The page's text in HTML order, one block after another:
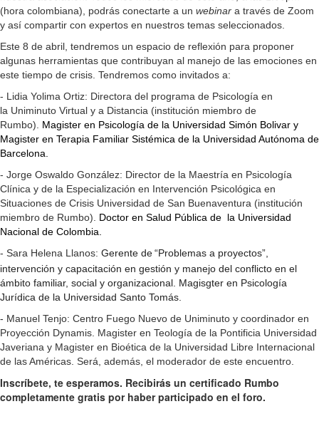
(hora colombiana), podrás conectarte a un webinar a través de Zoom
y así compartir con expertos en nuestros temas seleccionados.
Este 8 de abril, tendremos un espacio de reflexión para proponer
algunas herramientas que contribuyan al manejo de las emociones en
este tiempo de crisis. Tendremos como invitados a:
- Lidia Yolima Ortiz: Directora del programa de Psicología en
la Uniminuto Virtual y a Distancia (institución miembro de
Rumbo). Magister en Psicología de la Universidad Simón Bolivar y
Magister en Terapia Familiar Sistémica de la Universidad Autónoma de
Barcelona.
- Jorge Oswaldo González: Director de la Maestría en Psicología
Clínica y de la Especialización en Intervención Psicológica en
Situaciones de Crisis Universidad de San Buenaventura (institución
miembro de Rumbo). Doctor en Salud Pública de la Universidad
Nacional de Colombia.
- Sara Helena Llanos: Gerente de“Problemas a proyectos”,
intervención y capacitación en gestión y manejo del conflicto en el
ámbito familiar, social y organizacional. Magisgter en Psicología
Jurídica de la Universidad Santo Tomás.
- Manuel Tenjo: Centro Fuego Nuevo de Uniminuto y coordinador en
Proyección Dynamis. Magister en Teología de la Pontificia Universidad
Javeriana y Magister en Bioética de la Universidad Libre Internacional
de las Américas. Será, además, el moderador de este encuentro.
Inscríbete, te esperamos. Recibirás un certificado Rumbo
completamente gratis por haber participado en el foro.